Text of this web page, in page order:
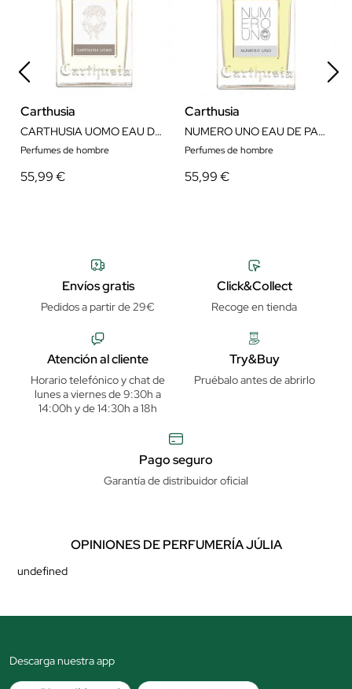
Carthusia
CARTHUSIA UOMO EAU DE PARFUM 100ML
Perfumes de hombre
55,99 €
Carthusia
NUMERO UNO EAU DE PARFUM 100ML
Perfumes de hombre
55,99 €
Envíos gratis
Pedidos a partir de 29€
Click&Collect
Recoge en tienda
Atención al cliente
Horario telefónico y chat de
lunes a viernes de 9:30h a
14:00h y de 14:30h a 18h
Try&Buy
Pruébalo antes de abrirlo
Pago seguro
Garantía de distribuidor oficial
OPINIONES DE PERFUMERÍA JÚLIA
undefined
Descarga nuestra app